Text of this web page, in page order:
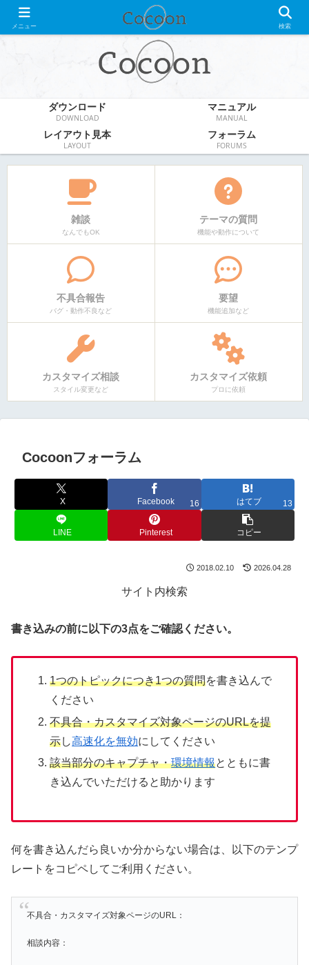
WordPress無料テーマ
ダウンロード
DOWNLOAD
マニュアル
MANUAL
レイアウト見本
LAYOUT
フォーラム
FORUMS
雑談
なんでもOK
テーマの質問
機能や動作について
不具合報告
バグ・動作不良など
要望
機能追加など
カスタマイズ相談
スタイル変更など
カスタマイズ依頼
プロに依頼
Cocoonフォーラム
X Facebook 16 はてブ 13
LINE Pinterest コピー
2018.02.10 2026.04.28
サイト内検索
書き込みの前に以下の3点をご確認ください。
1つのトピックにつき1つの質問を書き込んで
ください
不具合・カスタマイズ対象ページのURLを提
示し高速化を無効にしてください
該当部分のキャプチャ・環境情報とともに書
き込んでいただけると助かります
何を書き込んだら良いか分からない場合は、以下のテンプ
レートをコピペしてご利用ください。
不具合・カスタマイズ対象ページのURL：
相談内容：
メニュー 検索